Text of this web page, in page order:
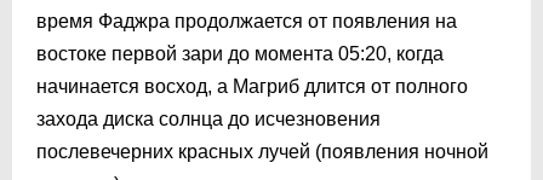
время Фаджра продолжается от появления на
востоке первой зари до момента 05:20, когда
начинается восход, а Магриб длится от полного
захода диска солнца до исчезновения
послевечерних красных лучей (появления ночной